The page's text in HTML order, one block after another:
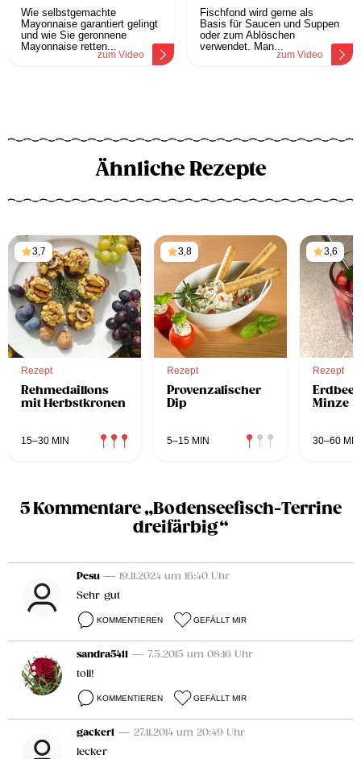
Wie selbstgemachte
Mayonnaise garantiert gelingt
und wie Sie geronnene
Mayonnaise retten...
zum Video
Fischfond wird gerne als
Basis für Saucen und Suppen
oder zum Ablöschen
verwendet. Man...
zum Video
Ähnliche Rezepte
3,7
Rezept
Rehmedaillons
mit Herbstkronen
15–30 MIN
3,8
Rezept
Provenzalischer
Dip
5–15 MIN
3,6
Rezept
Minze
30–60 MIN
5 Kommentare „Bodenseefisch-Terrine
dreifärbig“
Pesu — 19.11.2024 um 16:40 Uhr
Sehr gut
KOMMENTIEREN GEFÄLLT MIR
sandra5411 — 7.5.2015 um 08:16 Uhr
toll!
KOMMENTIEREN GEFÄLLT MIR
gackerl — 27.11.2014 um 20:49 Uhr
lecker